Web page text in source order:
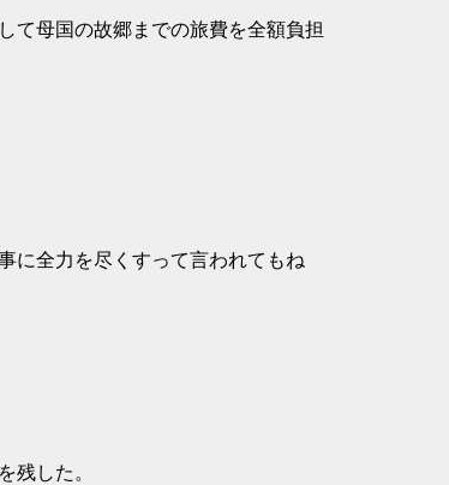
て母国の故郷までの旅費を全額負担
に全力を尽くすって言われてもね
残した。